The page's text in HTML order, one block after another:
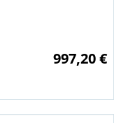
997,20 €